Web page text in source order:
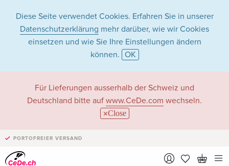
Diese Seite verwendet Cookies. Erfahren Sie in unserer
Datenschutzerklärung mehr darüber, wie wir Cookies
einsetzen und wie Sie Ihre Einstellungen ändern
können. OK
Für Lieferungen ausserhalb der Schweiz und
Deutschland bitte auf www.CeDe.com wechseln.
Close
PORTOFREIER VERSAND